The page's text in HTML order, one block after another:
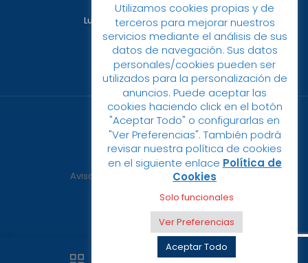
Horario:
Lunes a Viernes: 09:00h a 17:00h
© 2023 Trastero Fácil
Aviso Legal
Política de privacidad
Utilizamos cookies propias y de
terceros para mejorar nuestros
servicios mediante el análisis de sus
datos de navegación. Sus datos
personales/cookies pueden ser
utilizados para la personalización de
anuncios. Puede aceptar las
cookies haciendo click en el botón
"Aceptar Todo" o configurarlas en
"Ver Preferencias". También podrá
revisar nuestra política de cookies
en el siguiente enlace Política de
Cookies
Solo funcionales
Ver Preferencias
Aceptar Todo